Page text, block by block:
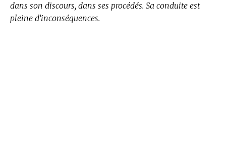
dans son discours, dans ses procédés. Sa conduite est
pleine d’inconséquences.